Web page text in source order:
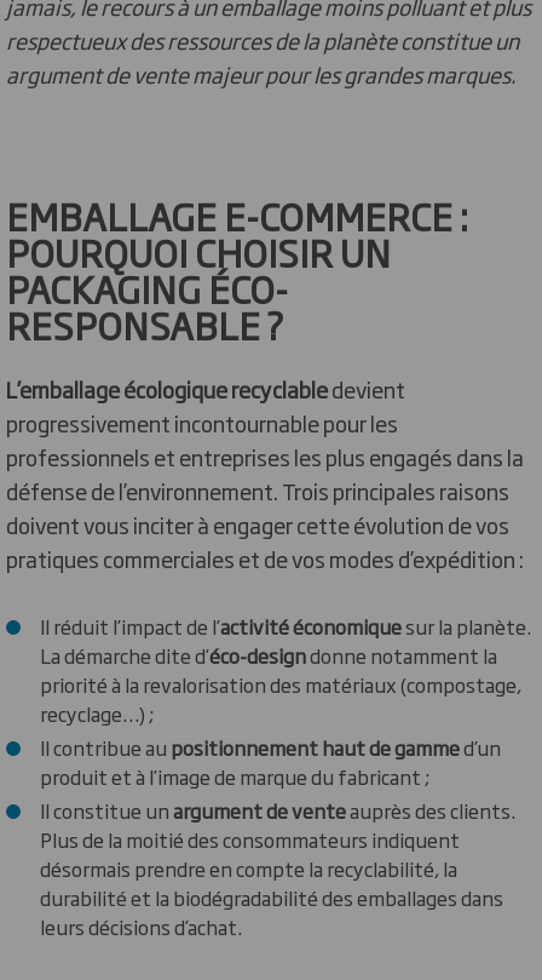
respectueux des ressources de la planète constitue un
argument de vente majeur pour les grandes marques.
EMBALLAGE E-COMMERCE :
POURQUOI CHOISIR UN
PACKAGING ÉCO-
RESPONSABLE ?
L’emballage écologique recyclabledevient
progressivement incontournable pour les
professionnels et entreprises les plus engagés dans la
défense de l’environnement. Trois principales raisons
doivent vous inciter à engager cette évolution de vos
pratiques commerciales et de vos modes d’expédition :
Il réduit l’impact de l’activité économiquesur la planète.
La démarche dite d’éco-designdonne notamment la
priorité à la revalorisation des matériaux (compostage,
recyclage…) ;
Il contribue au positionnement haut de gammed’un
produit et à l’image de marque du fabricant ;
Il constitue unargument de venteauprès des clients.
Plus de la moitié des consommateurs indiquent
désormais prendre en compte la recyclabilité, la
durabilité et la biodégradabilité des emballages dans
leurs décisions d’achat.